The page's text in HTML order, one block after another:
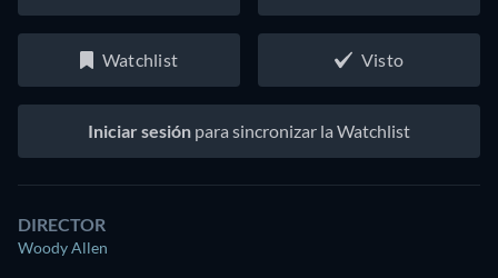
Watchlist Visto
Iniciar sesión para sincronizar la Watchlist
DIRECTOR
Woody Allen